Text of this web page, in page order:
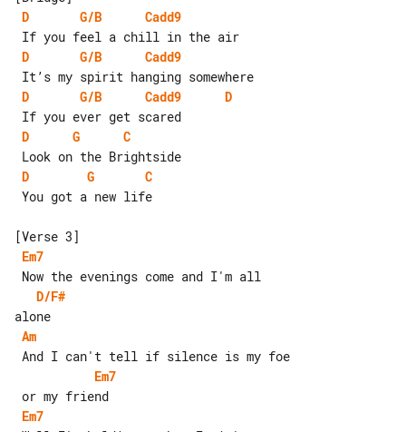
D
G/B
Cadd9
D
G/B
Cadd9
D
G/B Cadd9
D
D
G
C
D
G
C
Em7
D/F#
Am
Em7
Em7